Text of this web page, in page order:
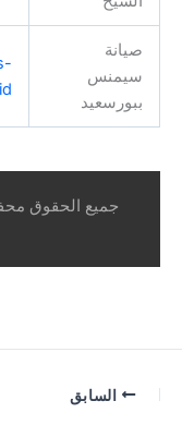
صيانة
سيمنس
ببورسعيد
السابق